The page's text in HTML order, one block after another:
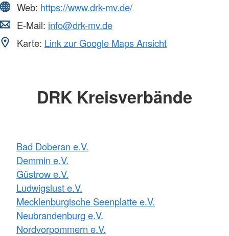
Web: https://www.drk-mv.de/
E-Mail: info@drk-mv.de
Karte: Link zur Google Maps Ansicht
DRK Kreisverbände
Bad Doberan e.V.
Demmin e.V.
Güstrow e.V.
Ludwigslust e.V.
Mecklenburgische Seenplatte e.V.
Neubrandenburg e.V.
Nordvorpommern e.V.